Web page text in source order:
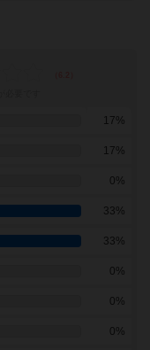
17%
17%
0%
33%
33%
0%
0%
0%